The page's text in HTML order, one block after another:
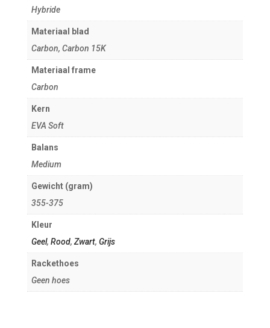
Hybride
Materiaal blad
Carbon, Carbon 15K
Materiaal frame
Carbon
Kern
EVA Soft
Balans
Medium
Gewicht (gram)
355-375
Kleur
Geel, Rood, Zwart, Grijs
Rackethoes
Geen hoes